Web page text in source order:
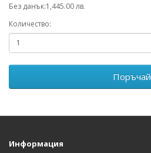
Без данък:1,445.00 лв.
Количество:
Поръчай
Информация